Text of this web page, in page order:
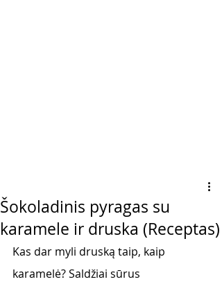
Šokoladinis pyragas su
karamele ir druska (Receptas)
Kas dar myli druską taip, kaip
karamelė? Saldžiai sūrus